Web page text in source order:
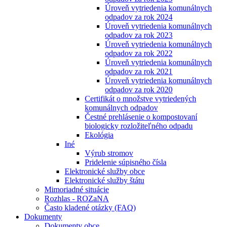
Úroveň vytriedenia komunálnych
odpadov za rok 2024
Úroveň vytriedenia komunálnych
odpadov za rok 2023
Úroveň vytriedenia komunálnych
odpadov za rok 2022
Úroveň vytriedenia komunálnych
odpadov za rok 2021
Úroveň vytriedenia komunálnych
odpadov za rok 2020
Certifikát o množstve vytriedených
komunálnych odpadov
Čestné prehlásenie o kompostovaní
biologicky rozložiteľného odpadu
Ekológia
Iné
Výrub stromov
Pridelenie súpisného čísla
Elektronické služby obce
Elektronické služby štátu
Mimoriadné situácie
Rozhlas - ROZaNA
Často kladené otázky (FAQ)
Dokumenty